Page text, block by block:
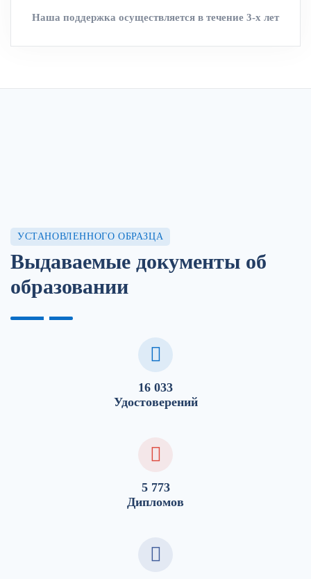
Наша поддержка осуществляется в течение 3-х лет
УСТАНОВЛЕННОГО ОБРАЗЦА
Выдаваемые документы об
образовании
16 033
Удостоверений
5 773
Дипломов